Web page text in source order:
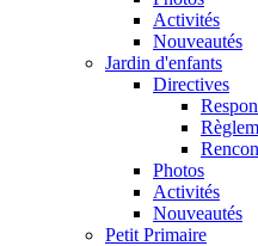
Activités
Nouveautés
Jardin d'enfants
Directives
Photos
Activités
Nouveautés
Petit Primaire